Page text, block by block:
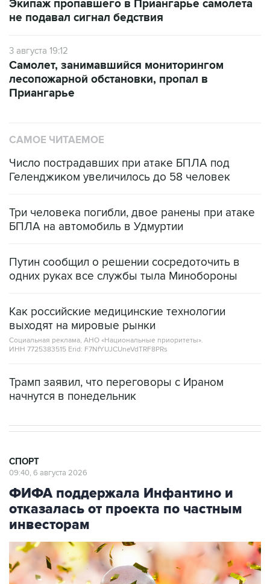
Экипаж пропавшего в Приангарье самолета
не подавал сигнал бедствия
3 августа 19:12
Самолет, занимавшийся мониторингом
лесопожарной обстановки, пропал в
Приангарье
САМОЕ ЧИТАЕМОЕ
Число пострадавших при атаке БПЛА под
Геленджиком увеличилось до 58 человек
Три человека погибли, двое ранены при атаке
БПЛА на автомобиль в Удмуртии
Путин сообщил о решении сосредоточить в
одних руках все службы тыла Минобороны
Как российские медицинские технологии
выходят на мировые рынки
Социальная реклама, АНО «Национальные приоритеты».
ИНН 7725383515 Erid: F7NfYUJCUneVdTRF8PRs
Трамп заявил, что переговоры с Ираном
начнутся в понедельник
СПОРТ
09:40, 6 августа 2026
ФИФА поддержала Инфантино и
отказалась от проекта по частным
инвесторам